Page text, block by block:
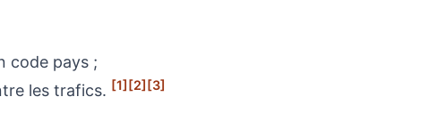
code pays ;
les trafics. [1][2][3]